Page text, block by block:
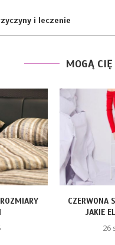
i leczenie
MOGĄ
CZERWONA
JAKIE
26